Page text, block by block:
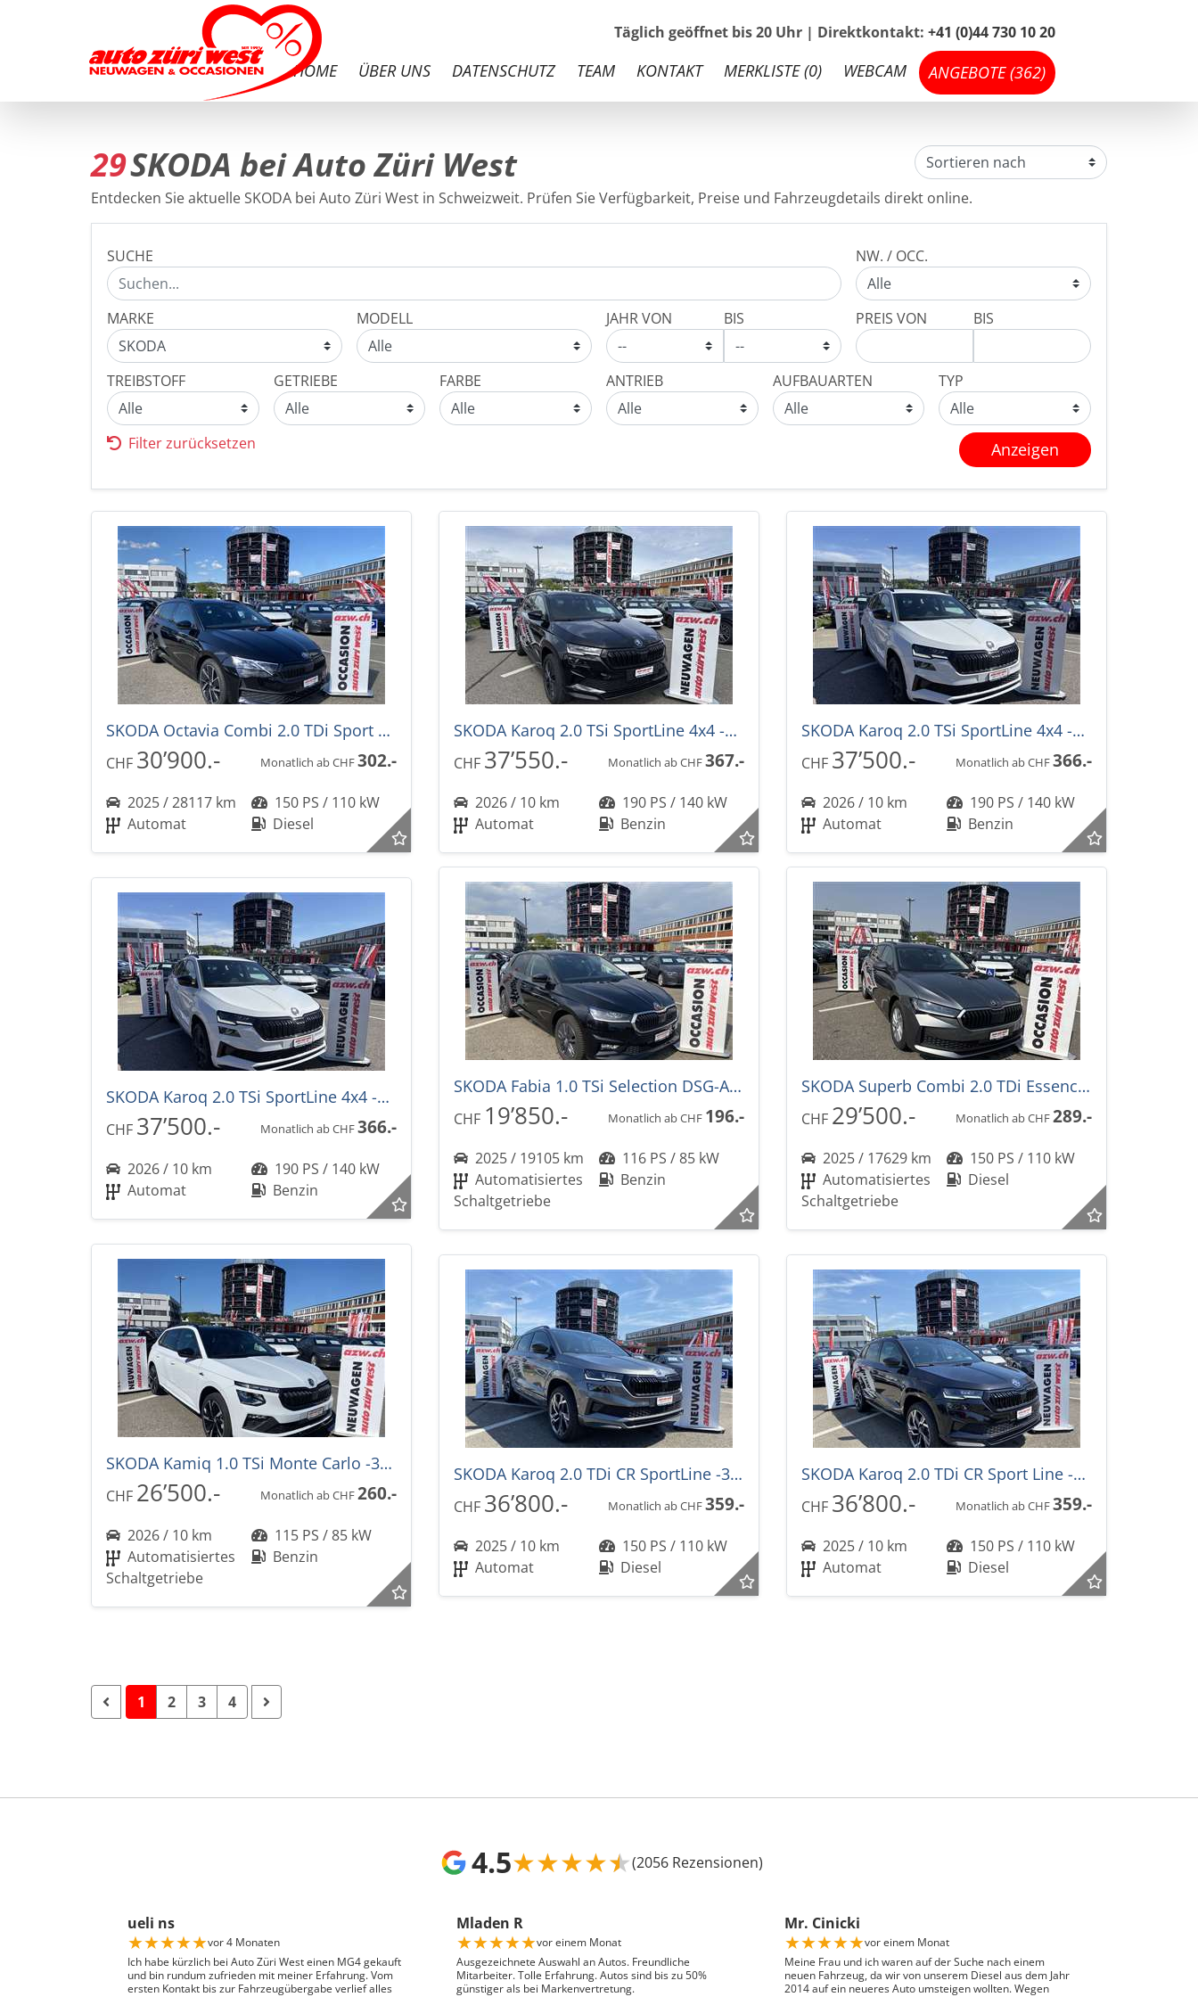
Täglich geöffnet bis 20 Uhr | Direktkontakt: +41 (0)44 730 10 20
HOME ÜBER UNS DATENSCHUTZ TEAM KONTAKT MERKLISTE (0) WEBCAM ANGEBOTE (362)
29SKODA bei Auto Züri West
Entdecken Sie aktuelle SKODA bei Auto Züri West in Schweizweit. Prüfen Sie Verfügbarkeit, Preise und Fahrzeugdetails direkt online.
SUCHE NW. / OCC.
MARKE MODELL JAHR VON BIS PREIS VON BIS
TREIBSTOFF GETRIEBE FARBE ANTRIEB AUFBAUARTEN TYP
Filter zurücksetzen Anzeigen
SKODA Octavia Combi 2.0 TDi Sport Line DSG-Automat
CHF 30’900.- Monatlich ab CHF302.-
2025 / 28117 km
150 PS / 110 kW
Automat
Diesel
SKODA Karoq 2.0 TSi SportLine 4x4 -30%! DSG-Automat
CHF 37’550.- Monatlich ab CHF367.-
2026 / 10 km
190 PS / 140 kW
Automat
Benzin
SKODA Karoq 2.0 TSi SportLine 4x4 -28%! DSG-Automat
CHF 37’500.- Monatlich ab CHF366.-
2026 / 10 km
190 PS / 140 kW
Automat
Benzin
SKODA Karoq 2.0 TSi SportLine 4x4 -30%! DSG-Automat
CHF 37’500.- Monatlich ab CHF366.-
2026 / 10 km
190 PS / 140 kW
Automat
Benzin
SKODA Fabia 1.0 TSi Selection DSG-Automat
CHF 19’850.- Monatlich ab CHF 196.-
2025 / 19105 km
116 PS / 85 kW
Automatisiertes
Schaltgetriebe
Benzin
SKODA Superb Combi 2.0 TDi Essence DSG-Automat
CHF 29’500.- Monatlich ab CHF289.-
2025 / 17629 km
150 PS / 110 kW
Automatisiertes
Schaltgetriebe
Diesel
SKODA Kamiq 1.0 TSi Monte Carlo -39% DSG-Automat
CHF 26’500.- Monatlich ab CHF260.-
2026 / 10 km
115 PS / 85 kW
Automatisiertes
Schaltgetriebe
Benzin
SKODA Karoq 2.0 TDi CR SportLine -35%! 4x4 DSG-Automat
CHF 36’800.- Monatlich ab CHF359.-
2025 / 10 km
150 PS / 110 kW
Automat
Diesel
SKODA Karoq 2.0 TDi CR Sport Line -35%! 4x4 DSG-Automat
CHF 36’800.- Monatlich ab CHF359.-
2025 / 10 km
150 PS / 110 kW
Automat
Diesel
1 2 3 4
4.5★★★★★(2056 Rezensionen)
ueli ns
★★★★★vor 4 Monaten
Ich habe kürzlich bei Auto Züri West einen MG4 gekauft
und bin rundum zufrieden mit meiner Erfahrung. Vom
ersten Kontakt bis zur Fahrzeugübergabe verlief alles
Mladen R
★★★★★vor einem Monat
Ausgezeichnete Auswahl an Autos. Freundliche
Mitarbeiter. Tolle Erfahrung. Autos sind bis zu 50%
günstiger als bei Markenvertretung.
Mr. Cinicki
★★★★★vor einem Monat
Meine Frau und ich waren auf der Suche nach einem
neuen Fahrzeug, da wir von unserem Diesel aus dem Jahr
2014 auf ein neueres Auto umsteigen wollten. Wegen